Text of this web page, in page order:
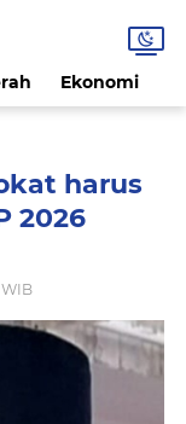
Ekonomi
harus
2026